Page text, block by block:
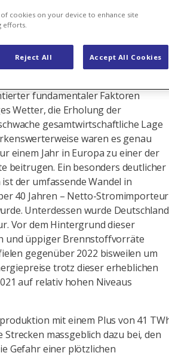
2024
fundamentaler Faktoren
Wetter, die Erholung der
gesamtwirtschaftliche Lage
waren es genau
einem Jahr in Europa zu einer der
beitrugen. Ein besonders deutlicher
der umfassende Wandel in
40 Jahren – Netto-Stromimporteur
Unterdessen wurde Deutschland
Vor dem Hintergrund dieser
und üppiger Brennstoffvorräte
gegenüber 2022 bisweilen um
trotz dieser erheblichen
auf relativ hohen Niveaus
mit einem Plus von 41
massgeblich dazu bei, den
Gefahr einer plötzlichen
cookies on your device to enhance site
efforts.
Reject All Accept All Cookies